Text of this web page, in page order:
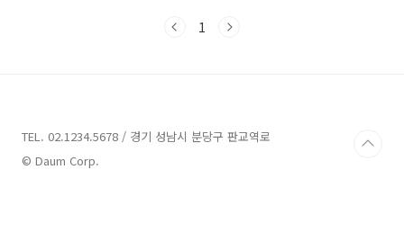
였습니다. 또한 노래에 실린 압도적인 위용과 거친 파도 같은 박력, 불꽃
1
TEL. 02.1234.5678 / 경기 성남시 분당구 판교역로
© Daum Corp.